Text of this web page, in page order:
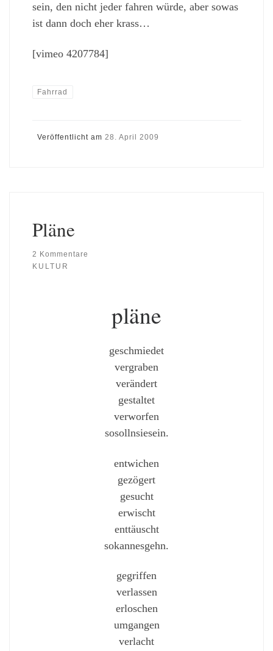
sein, den nicht jeder fahren würde, aber sowas
ist dann doch eher krass…
[vimeo 4207784]
Fahrrad
Veröffentlicht am 28. April 2009
Pläne
2 Kommentare
KULTUR
pläne
geschmiedet
vergraben
verändert
gestaltet
verworfen
sosollnsiesein.
entwichen
gezögert
gesucht
erwischt
enttäuscht
sokannesgehn.
gegriffen
verlassen
erloschen
umgangen
verlacht